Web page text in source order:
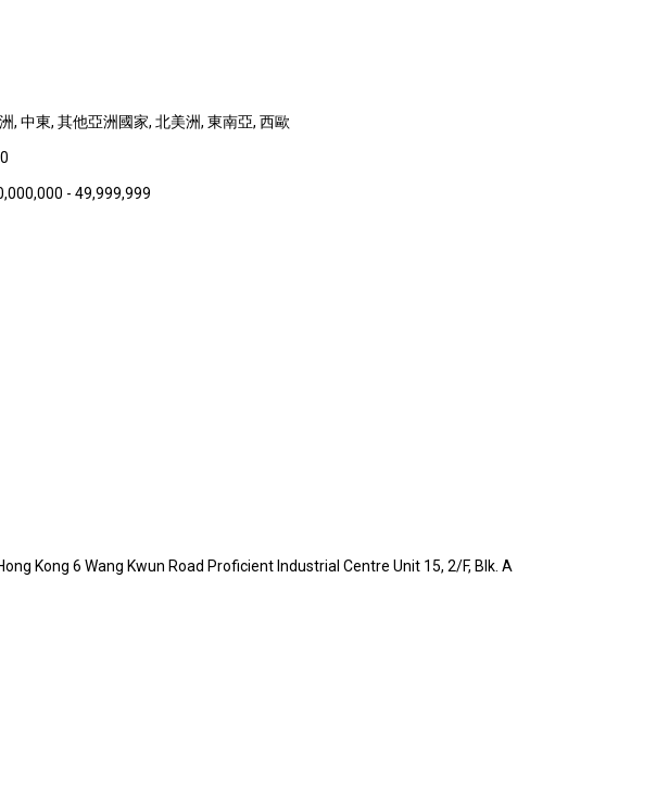
, 中東, 其他亞洲國家, 北美洲, 東南亞, 西歐
- 49,999,999
Kong 6 Wang Kwun Road Proficient Industrial Centre Unit 15, 2/F, Blk. A